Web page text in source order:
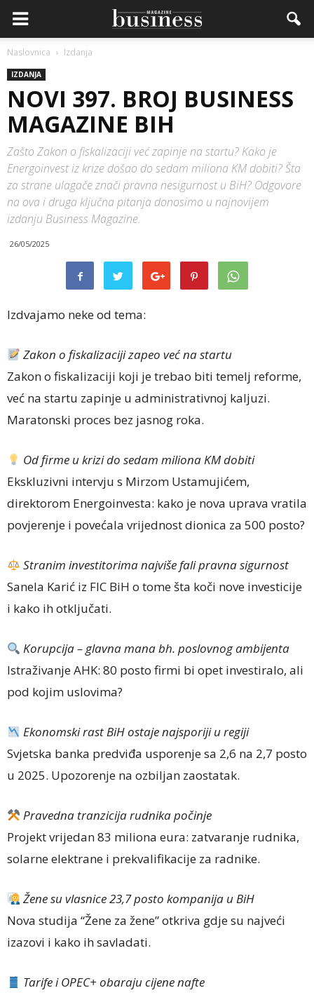
Naslovnica Izdanja
IZDANJA
NOVI 397. BROJ BUSINESS
MAGAZINE BIH
Zašto Zakon o fiskalizaciji već zapinje na startu? Kako je
Energoinvest iz krize došao do sedam miliona KM dobiti? Šta
za strane ulagače znači pravna nesigurnost u BiH? Odgovore
na ova i druga ključna pitanja donosimo u najnovijem
izdanju Business Magazine.
26/05/2025
Izdvajamo neke od tema:
Zakon o fiskalizaciji zapeo većna startu
Zakon o fiskalizaciji koji je trebao biti temelj reforme,
već na startu zapinje u administrativnoj kaljuzi.
Maratonski proces bez jasnog roka.
Od firme u krizi do sedam miliona KM dobiti
Ekskluzivni intervju s Mirzom Ustamujićem,
direktorom Energoinvesta: kako je nova uprava vratila
povjerenje i povećala vrijednost dionica za 500 posto?
Stranim investitorima najviše fali pravna sigurnost
Sanela Karić iz FIC BiH o tome šta koči nove investicije
i kako ih otključati.
Korupcija – glavna mana bh. poslovnog ambijenta
Istraživanje AHK: 80 posto firmi bi opet investiralo, ali
pod kojim uslovima?
Ekonomski rast BiH ostaje najsporiji u regiji
Svjetska banka predviđa usporenje sa 2,6 na 2,7 posto
u 2025. Upozorenje na ozbiljan zaostatak.
Pravedna tranzicija rudnika počinje
Projekt vrijedan 83 miliona eura: zatvaranje rudnika,
solarne elektrane i prekvalifikacije za radnike.
Žene su vlasnice 23,7 posto kompanija u BiH
Nova studija “Žene za žene” otkriva gdje su najveći
izazovi i kako ih savladati.
Tarife i OPEC+ obaraju cijene nafte